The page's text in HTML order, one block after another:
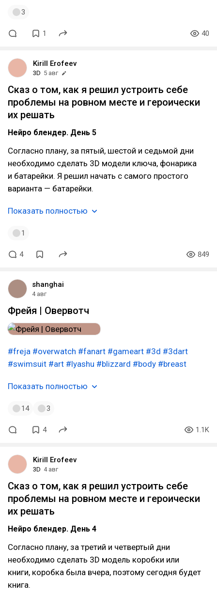
3
1 40
Kirill Erofeev
3D 5 авг
Сказ о том, как я решил устроить себе
проблемы на ровном месте и героически
их решать
Нейро блендер. День 5
Согласно плану, за пятый, шестой и седьмой дни
необходимо сделать 3D модели ключа, фонарика
и батарейки. Я решил начать с самого простого
варианта — батарейки.
Показать полностью
1
4 849
shanghai
4 авг
Фрейя | Овервотч
#freja #overwatch #fanart #gameart #3d #3dart
#swimsuit #art #lyashu #blizzard #body #breast
Показать полностью
14 3
4 1.1K
Kirill Erofeev
3D 4 авг
Сказ о том, как я решил устроить себе
проблемы на ровном месте и героически
их решать
Нейро блендер. День 4
Согласно плану, за третий и четвертый дни
необходимо сделать 3D модель коробки или
книги, коробка была вчера, поэтому сегодня будет
книга.